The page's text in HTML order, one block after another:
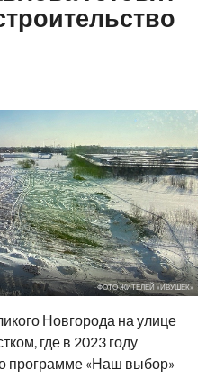
ФОТО ЖИТЕЛЕЙ «ИВУШЕК»
Новгорода на улице
где в 2023 году
программе «Наш выбор»